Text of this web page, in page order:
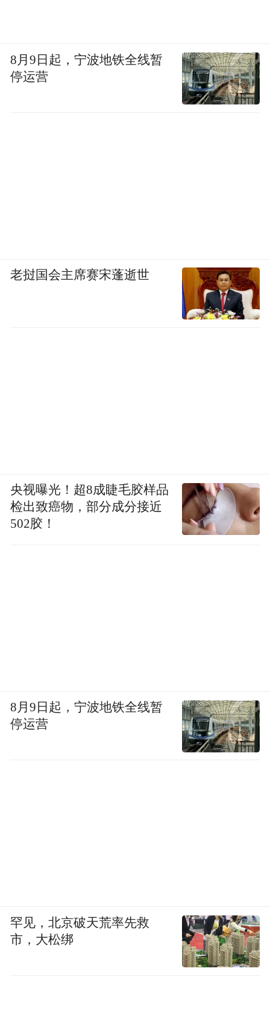
8月9日起，宁波地铁全线暂
停运营
老挝国会主席赛宋蓬逝世
央视曝光！超8成睫毛胶样品
检出致癌物，部分成分接近
502胶！
8月9日起，宁波地铁全线暂
停运营
罕见，北京破天荒率先救
市，大松绑